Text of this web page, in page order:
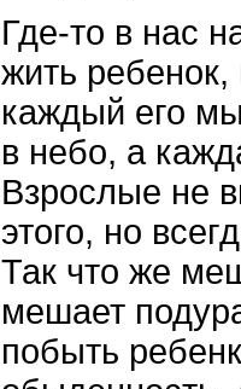
Где-то в нас
жить ребенок,
каждый его
в небо, а
Взрослые не
этого, но
Так что же
мешает
побыть